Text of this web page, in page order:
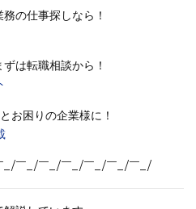
の仕事探しなら！
は転職相談から！
お困りの企業様に！
_/￣_/￣_/￣_/￣_/￣_/￣_/